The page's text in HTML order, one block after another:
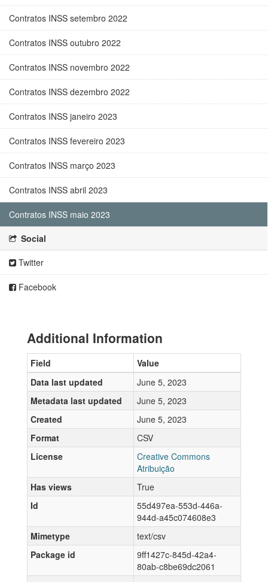
Contratos INSS setembro 2022
Contratos INSS outubro 2022
Contratos INSS novembro 2022
Contratos INSS dezembro 2022
Contratos INSS janeiro 2023
Contratos INSS fevereiro 2023
Contratos INSS março 2023
Contratos INSS abril 2023
Contratos INSS maio 2023
Social
Twitter
Facebook
Additional Information
Field
Value
Data last updated
June 5, 2023
Metadata last updated
June 5, 2023
Created
June 5, 2023
Format
CSV
License
Creative Commons
Atribuição
Has views
True
Id
55d497ea-553d-446a-
944d-a45c074608e3
Mimetype
text/csv
Package id
9ff1427c-845d-42a4-
80ab-c8be69dc2061